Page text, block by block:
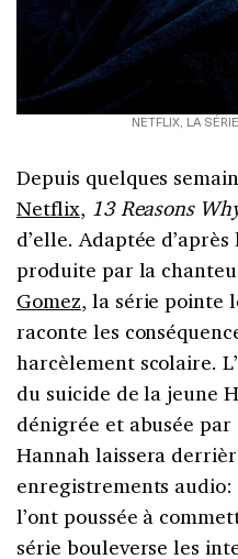
NETFLIX, LA
Depuis quelques
Netflix, 13 Reasons
d’elle. Adaptée
produite par la
Gomez, la série pointe
raconte les
harcèlement scolaire.
du suicide de la jeune
dénigrée et abusée par
Hannah laissera
enregistrements
l’ont poussée à
série bouleverse les